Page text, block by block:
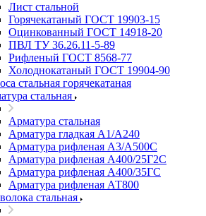
Лист стальной
Горячекатаный ГОСТ 19903-15
Оцинкованный ГОСТ 14918-20
ПВЛ ТУ 36.26.11-5-89
Рифленый ГОСТ 8568-77
Холоднокатаный ГОСТ 19904-90
стальная горячекатаная
стальная
Арматура стальная
Арматура гладкая А1/А240
Арматура рифленая А3/А500С
Арматура рифленая А400/25Г2С
Арматура рифленая А400/35ГС
Арматура рифленая АТ800
стальная